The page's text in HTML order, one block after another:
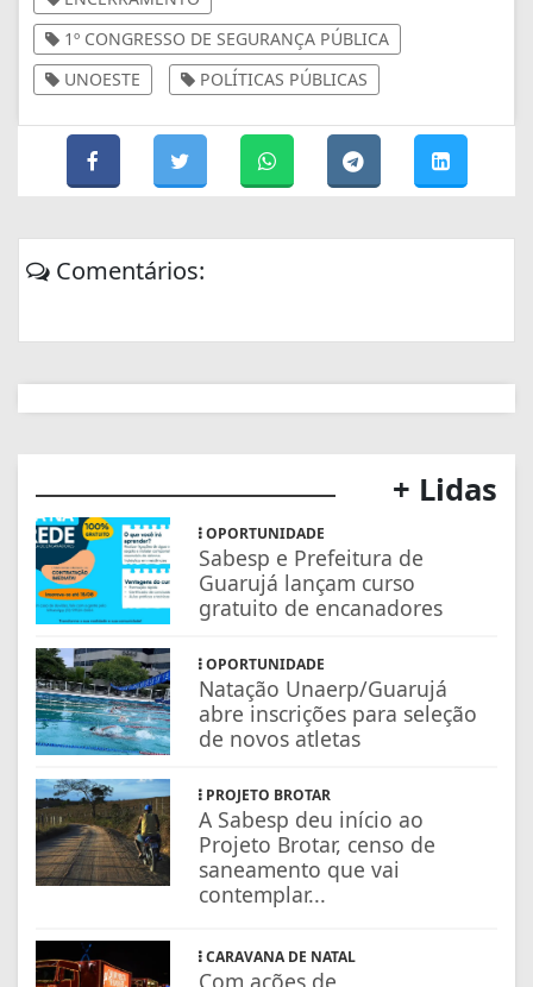
1º CONGRESSO DE SEGURANÇA PÚBLICA
UNOESTE
POLÍTICAS PÚBLICAS
Comentários:
+ Lidas
OPORTUNIDADE
Sabesp e Prefeitura de
Guarujá lançam curso
gratuito de encanadores
OPORTUNIDADE
Natação Unaerp/Guarujá
abre inscrições para seleção
de novos atletas
PROJETO BROTAR
A Sabesp deu início ao
Projeto Brotar, censo de
saneamento que vai
contemplar...
CARAVANA DE NATAL